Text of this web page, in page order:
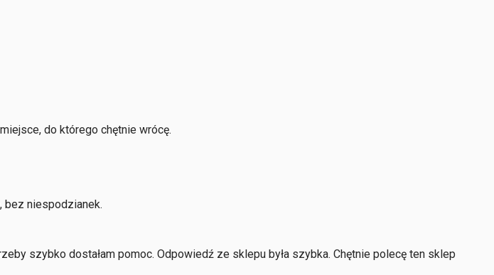
do którego chętnie wrócę.
bez niespodzianek.
szybko dostałam pomoc. Odpowiedź ze sklepu była szybka. Chętnie polecę ten sklep